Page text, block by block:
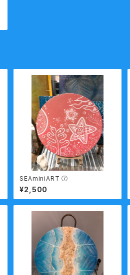
SEAminiART ⑦
¥2,500